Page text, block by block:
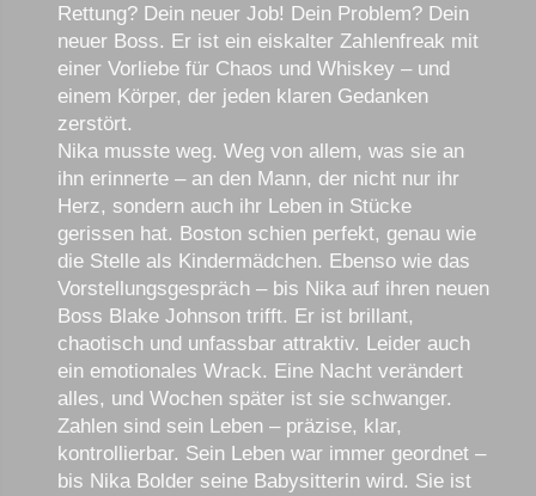
Rettung? Dein neuer Job! Dein Problem? Dein
neuer Boss. Er ist ein eiskalter Zahlenfreak mit
einer Vorliebe für Chaos und Whiskey – und
einem Körper, der jeden klaren Gedanken
zerstört.
Nika musste weg. Weg von allem, was sie an
ihn erinnerte – an den Mann, der nicht nur ihr
Herz, sondern auch ihr Leben in Stücke
gerissen hat. Boston schien perfekt, genau wie
die Stelle als Kindermädchen. Ebenso wie das
Vorstellungsgespräch – bis Nika auf ihren neuen
Boss Blake Johnson trifft. Er ist brillant,
chaotisch und unfassbar attraktiv. Leider auch
ein emotionales Wrack. Eine Nacht verändert
alles, und Wochen später ist sie schwanger.
Zahlen sind sein Leben – präzise, klar,
kontrollierbar. Sein Leben war immer geordnet –
bis Nika Bolder seine Babysitterin wird. Sie ist